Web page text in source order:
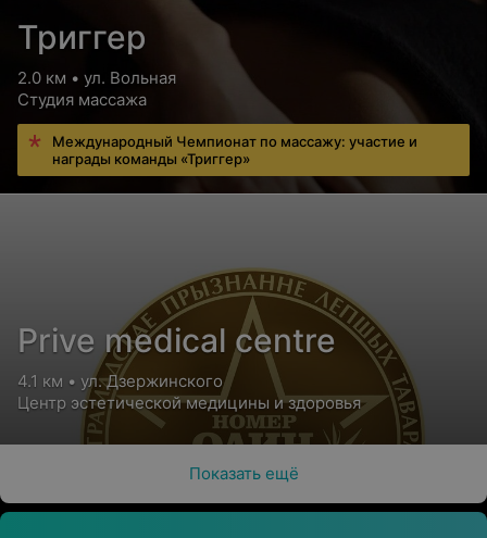
Триггер
2.0 км • ул. Вольная
Студия массажа
Международный Чемпионат по массажу: участие и
награды команды «Триггер»
Prive medical centre
4.1 км • ул. Дзержинского
Центр эстетической медицины и здоровья
Показать ещё